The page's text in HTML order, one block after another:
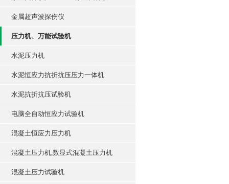
金属超声波探伤仪
压力机、万能试验机
水泥压力机
水泥恒应力抗折抗压压力一体机
水泥抗折抗压试验机
电脑全自动恒应力试验机
混凝土恒应力压力机
混凝土压力机,数显式混凝土压力机
混凝土压力试验机